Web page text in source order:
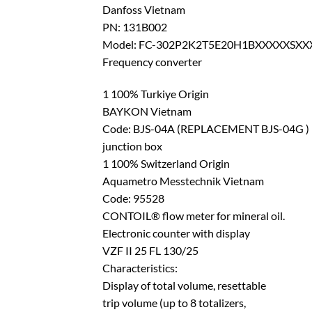
Danfoss Vietnam
PN: 131B002
Model: FC-
Frequency converter
1 100% Turkiye Origin
BAYKON Vietnam
Code: BJS-04A (REPLACEMENT BJS-04G )
junction box
1 100% Switzerland Origin
Aquametro Messtechnik Vietnam
Code: 95528
CONTOIL® flow meter for mineral oil.
Electronic counter with display
VZF II 25 FL 130/25
Characteristics:
Display of total volume, resettable
trip volume (up to 8 totalizers,